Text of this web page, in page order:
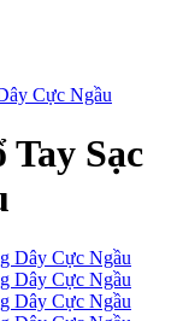
Cực Ngầu
Tay Sạc